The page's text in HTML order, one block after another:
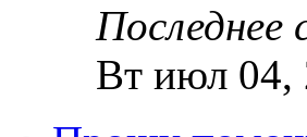
Последнее
Вт июл 04,